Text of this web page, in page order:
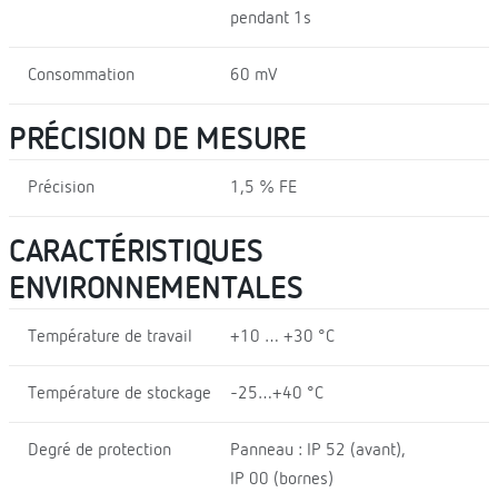
pendant 1s
Consommation 60 mV
PRÉCISION DE MESURE
Précision 1,5 % FE
CARACTÉRISTIQUES
ENVIRONNEMENTALES
Température de travail +10 … +30 °C
Température de stockage -25…+40 °C
Degré de protection
Panneau : IP 52 (avant),
IP 00 (bornes)